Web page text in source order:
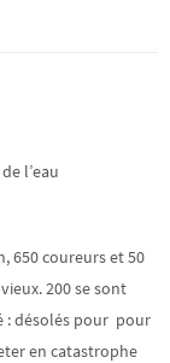
l’eau
650 coureurs et 50
200 se sont
: désolés pour pour
en catastrophe